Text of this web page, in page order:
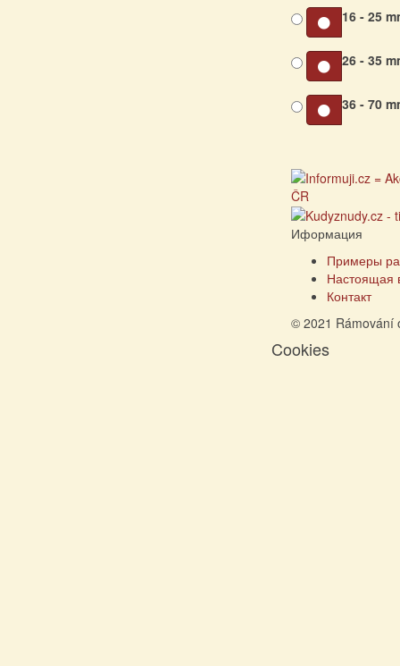
16 - 25
26 - 35
36 - 70
Иформация
Примеры
Настоящая
Контакт
© 2021 Rámování
Cookies